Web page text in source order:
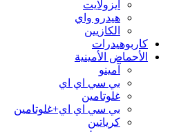
ايزولايت
هيدرو واي
الكازيين
كاربوهيدرات
الأحماض الأمينية
آمينو
بي سي اي اي
غلوتامين
بي سي اي اي+غلوتامين
كرياتين